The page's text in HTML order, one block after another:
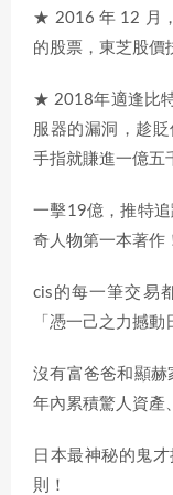
★ 2016 年 12 月
的股票，東芝股價
★ 2018年適逢比
服器的漏洞，趁
手指就賺進一億五
一擊19億，推特
奇人物第一本著作
cis的每一筆交易
「憑一己之力撼動
沒有富爸爸和顯
年內累積驚人資產
日本最神秘的鬼
則！